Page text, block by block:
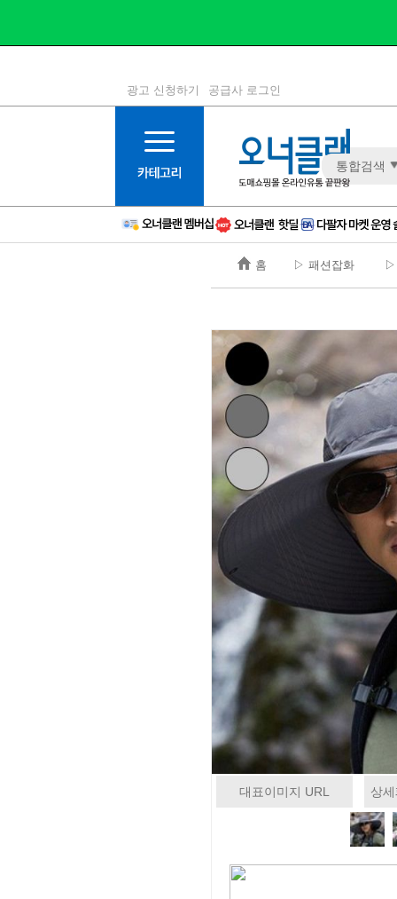
11등급
12등급
14등급
광고 신청하기 공급사 로그인
통합검색
홈 ▷ 패션잡화 ▷
대표이미지 URL 상